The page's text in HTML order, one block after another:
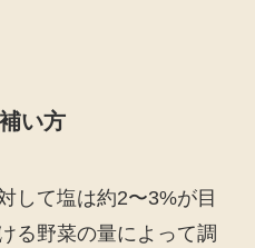
い方
して塩は約2〜3%が目
る野菜の量によって調